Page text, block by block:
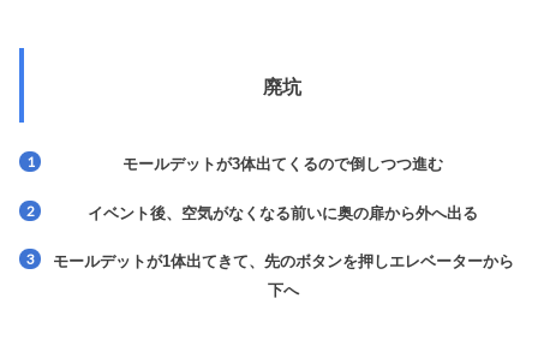
廃坑
モールデットが3体出てくるので倒しつつ進む
イベント後、空気がなくなる前いに奥の扉から外へ出る
モールデットが1体出てきて、先のボタンを押しエレベーターから
下へ